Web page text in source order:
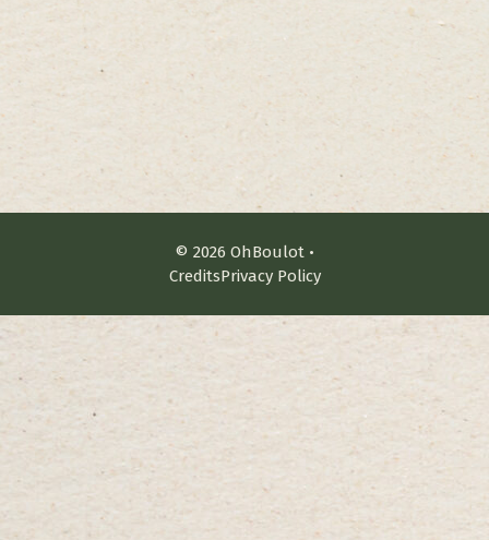
© 2026 OhBoulot •
CreditsPrivacy Policy